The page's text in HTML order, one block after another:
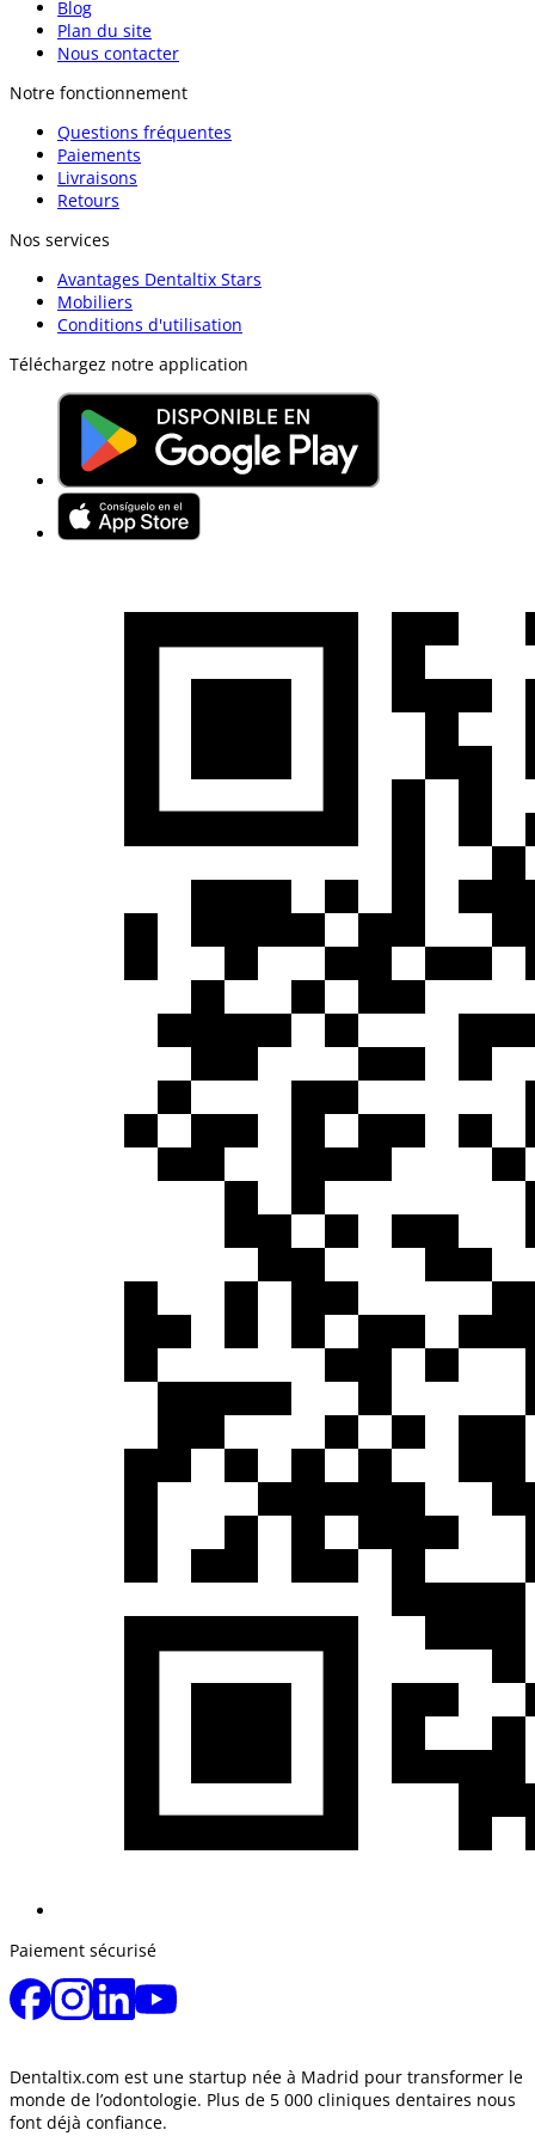
Blog
Plan du site
Nous contacter
Notre fonctionnement
Questions fréquentes
Paiements
Livraisons
Retours
Nos services
Avantages Dentaltix Stars
Mobiliers
Conditions d'utilisation
Téléchargez notre application
Paiement sécurisé
Dentaltix.com est une startup née à Madrid pour transformer le
monde de l’odontologie. Plus de 5 000 cliniques dentaires nous
font déjà confiance.